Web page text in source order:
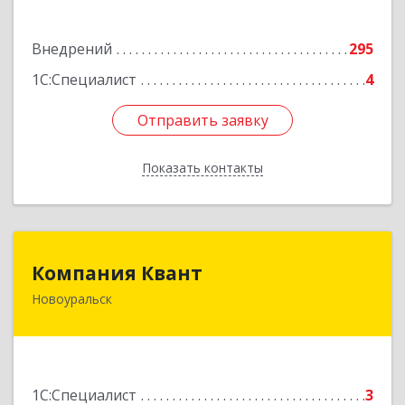
Внедрений
295
1С:Специалист
4
Отправить заявку
Показать контакты
Отправить заявку
Назад
Компания Квант
Новоуральск
1С:Специалист 3
624130, Свердловская обл, Новоуральск г,